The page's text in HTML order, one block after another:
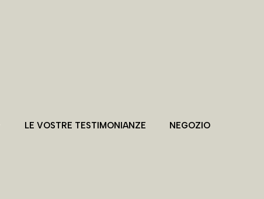
LE VOSTRE TESTIMONIANZE NEGOZIO